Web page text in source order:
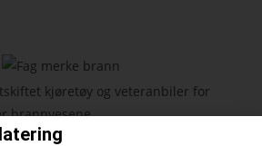
kjøretøy og veteranbiler for
brannvesene